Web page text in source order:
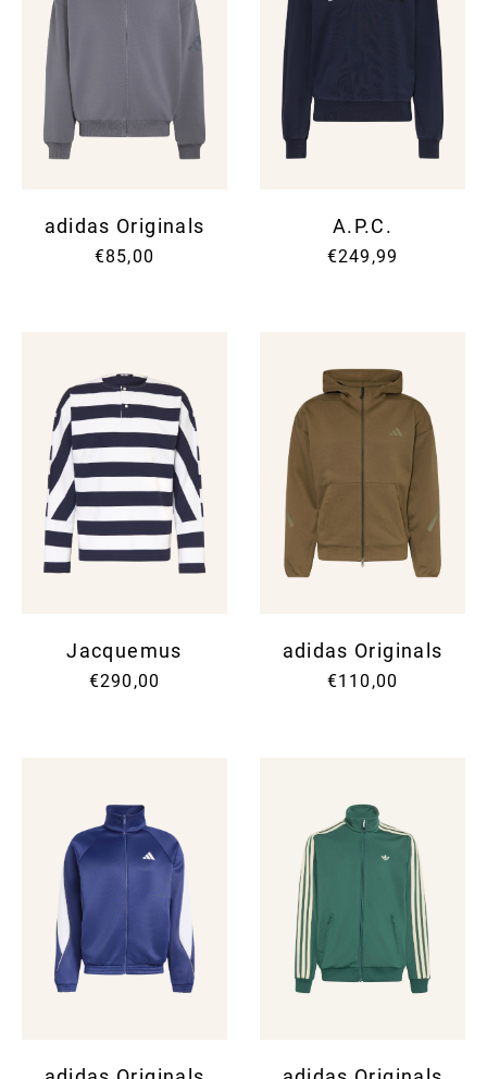
adidas Originals
€85,00
A.P.C.
€249,99
Jacquemus
€290,00
adidas Originals
€110,00